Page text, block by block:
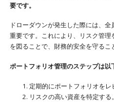
要です。
ドローダウンが発生した際には、
重要です。これにより、リスク管
を図ることで、財務的安全を守るこ
ポートフォリオ管理のステップは以
定期的にポートフォリオをレ
リスクの高い資産を特定する。